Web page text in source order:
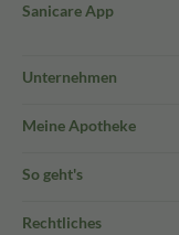
Sanicare App
Unternehmen
Meine Apotheke
So geht's
Rechtliches